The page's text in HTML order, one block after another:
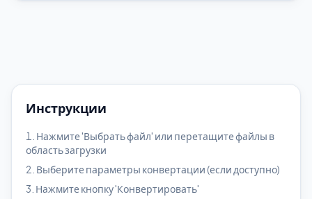
Инструкции
Нажмите 'Выбрать файл' или перетащите файлы в
область загрузки
Выберите параметры конвертации (если доступно)
Нажмите кнопку 'Конвертировать'